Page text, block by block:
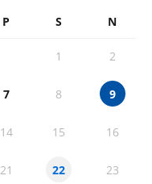
P S N
1 2
7 8 9
14 15 16
21 22 23